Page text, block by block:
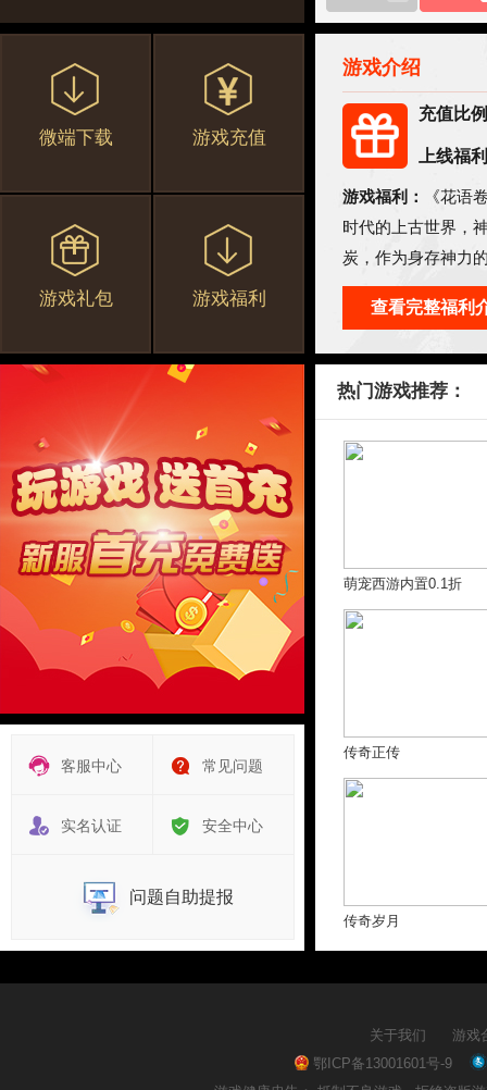
微端下载 游戏充值
游戏礼包 游戏福利
游戏介绍
充值比
上线福
游戏福利：
《花语
时代的上古世界，
炭，作为身存神力
真相吧。
查看完整福利
客服中心 常见问题
实名认证 安全中心
问题自助提报
热门游戏推荐：
萌宠西游内置0.1折
传奇正传
传奇岁月
关于我们
游戏
鄂ICP备13001601号-9